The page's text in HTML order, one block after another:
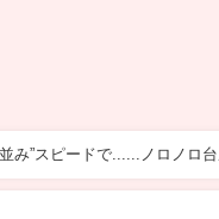
並み”スピードで......ノロノ